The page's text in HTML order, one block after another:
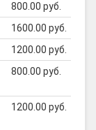
800.00 руб.
1600.00 руб.
1200.00 руб.
800.00 руб.
1200.00 руб.